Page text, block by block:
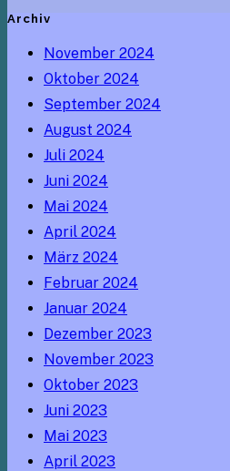
Archiv
November 2024
Oktober 2024
September 2024
August 2024
Juli 2024
Juni 2024
Mai 2024
April 2024
März 2024
Februar 2024
Januar 2024
Dezember 2023
November 2023
Oktober 2023
Juni 2023
Mai 2023
April 2023